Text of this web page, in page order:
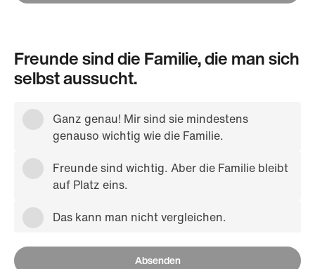
Freunde sind die Familie, die man sich
selbst aussucht.
Ganz genau! Mir sind sie mindestens
genauso wichtig wie die Familie.
Freunde sind wichtig. Aber die Familie bleibt
auf Platz eins.
Das kann man nicht vergleichen.
Absenden